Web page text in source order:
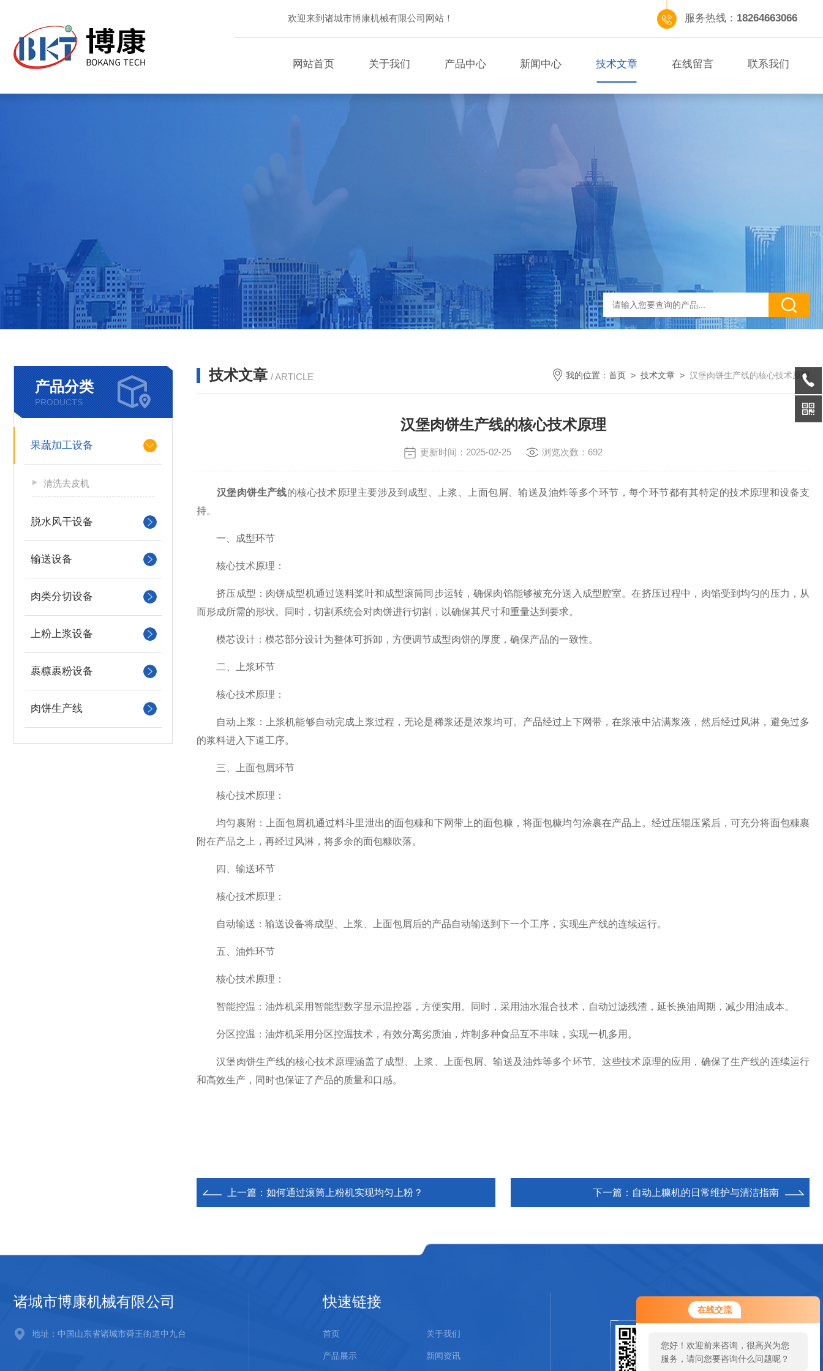
在线交流
您好！欢迎前来咨询，很高兴为您
服务，请问您要咨询什么问题呢？
欢迎来到诸城市博康机械有限公司网站！ 服务热线： 18264663066
网站首页 关于我们 产品中心 新闻中心 技术文章 在线留言 联系我们
产品分类
PRODUCTS
果蔬加工设备
清洗去皮机
脱水风干设备
输送设备
肉类分切设备
上粉上浆设备
裹糠裹粉设备
肉饼生产线
技术文章 / ARTICLE 我的位置： 首页 > 技术文章 > 汉堡肉饼生产线的核心技术原理
汉堡肉饼生产线的核心技术原理
更新时间：2025-02-25 浏览次数：692
汉堡肉饼生产线的核心技术原理主要涉及到成型、上浆、上面包屑、输送及油炸等多个环节，每个环节都有其特定的技术原理和设备支
持。
一、成型环节
核心技术原理：
挤压成型：肉饼成型机通过送料桨叶和成型滚筒同步运转，确保肉馅能够被充分送入成型腔室。在挤压过程中，肉馅受到均匀的压力，从
而形成所需的形状。同时，切割系统会对肉饼进行切割，以确保其尺寸和重量达到要求。
模芯设计：模芯部分设计为整体可拆卸，方便调节成型肉饼的厚度，确保产品的一致性。
二、上浆环节
核心技术原理：
自动上浆：上浆机能够自动完成上浆过程，无论是稀浆还是浓浆均可。产品经过上下网带，在浆液中沾满浆液，然后经过风淋，避免过多
的浆料进入下道工序。
三、上面包屑环节
核心技术原理：
均匀裹附：上面包屑机通过料斗里泄出的面包糠和下网带上的面包糠，将面包糠均匀涂裹在产品上。经过压辊压紧后，可充分将面包糠裹
附在产品之上，再经过风淋，将多余的面包糠吹落。
四、输送环节
核心技术原理：
自动输送：输送设备将成型、上浆、上面包屑后的产品自动输送到下一个工序，实现生产线的连续运行。
五、油炸环节
核心技术原理：
智能控温：油炸机采用智能型数字显示温控器，方便实用。同时，采用油水混合技术，自动过滤残渣，延长换油周期，减少用油成本。
分区控温：油炸机采用分区控温技术，有效分离劣质油，炸制多种食品互不串味，实现一机多用。
汉堡肉饼生产线的核心技术原理涵盖了成型、上浆、上面包屑、输送及油炸等多个环节。这些技术原理的应用，确保了生产线的连续运行
和高效生产，同时也保证了产品的质量和口感。
上一篇： 如何通过滚筒上粉机实现均匀上粉？ 下一篇： 自动上糠机的日常维护与清洁指南
诸城市博康机械有限公司
地址：中国山东省诸城市舜王街道中九台
快速链接
首页 关于我们
产品展示 新闻资讯 扫一扫关注我们